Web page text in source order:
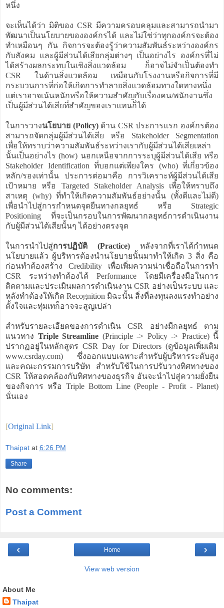
หนึ่ง
จะเห็นได้ว่า มิติของ CSR มีความครอบคลุมและสามารถนำมา
พัฒนาเป็นนโยบายขององค์กรได้ และไม่ใช่ว่าทุกองค์กรจะต้อง
ทำเหมือนๆ กัน กิจการจะต้องรู้ว่าความสัมพันธ์ระหว่างองค์กร
กับสังคม และผู้มีส่วนได้เสียกลุ่มต่างๆ เป็นอย่างไร องค์กรที่ไม่
ได้สร้างผลกระทบในเชิงสิ่งแวดล้อม ก็อาจไม่จำเป็นต้องทำ
CSR ในด้านสิ่งแวดล้อม เหมือนกับโรงงานหรือกิจการที่มี
กระบวนการที่ก่อให้เกิดการทำลายสิ่งแวดล้อมทางใดทางหนึ่ง
แต่เราอาจเน้นหนักหรือให้ความสำคัญกับเรื่องคน/พนักงานซึ่ง
เป็นผู้มีส่วนได้เสียที่สำคัญของเราแทนก็ได้
ในการวางนโยบาย (Policy)ด้าน CSR ประการแรก องค์กรต้อง
สามารถจัดกลุ่มผู้มีส่วนได้เสีย หรือ Stakeholder Segmentation
เพื่อให้ทราบว่าความสัมพันธ์ระหว่างเรากับผู้มีส่วนได้เสียเหล่า
นั้นเป็นอย่างไร (how) นอกเหนือจากการระบุผู้มีส่วนได้เสีย หรือ
Stakeholder Identification ที่บอกแต่เพียงใคร (who) ที่เกี่ยวข้อง
หลัก/รองเท่านั้น ประการต่อมาคือ การวิเคราะห์ผู้มีส่วนได้เสีย
เป้าหมาย หรือ Targeted Stakeholder Analysis เพื่อให้ทราบถึง
สาเหตุ (why) ที่ทำให้เกิดความสัมพันธ์อย่างนั้น (ทั้งดีและไม่ดี)
เพื่อนำไปสู่การกำหนดจุดยืนทางกลยุทธ์ หรือ Strategic
Positioning ที่จะเป็นกรอบในการพัฒนากลยุทธ์การดำเนินงาน
กับผู้มีส่วนได้เสียนั้นๆ ได้อย่างตรงจุด
ในการนำไปสู่การปฏิบัติ (Practice) หลังจากที่เราได้กำหนด
นโยบายแล้ว ผู้บริหารต้องนำนโยบายนั้นมาทำให้เกิด 3 สิ่ง คือ
ก่อนทำต้องสร้าง Credibility เพื่อเพิ่มความน่าเชื่อถือในการทำ
CSR ระหว่างทำต้องได้ Performance โดยมีเครื่องมือในการ
ติดตามและประเมินผลการดำเนินงาน CSR อย่างเป็นระบบ และ
หลังทำต้องให้เกิด Recognition มิฉะนั้น สิ่งที่ลงทุนลงแรงทำอย่าง
ตั้งใจและทุ่มเทก็อาจจะสูญเปล่า
สำหรับรายละเอียดของการดำเนิน CSR อย่างมีกลยุทธ์ ตาม
แนวทาง Triple Streamline (Principle -> Policy -> Practice) นี้
ปรากฏอยู่ในหลักสูตร CSR Day for Directors (ดูข้อมูลเพิ่มเติม
www.csrday.com) ซึ่งออกแบบเฉพาะสำหรับผู้บริหารระดับสูง
และคณะกรรมการบริษัท สำหรับใช้ในการปรับวางทิศทางของ
CSR ให้สอดคล้องกับทิศทางของธุรกิจ อันจะนำไปสู่ความยั่งยืน
ของกิจการ หรือ Triple Bottom Line (People - Profit - Planet)
นั่นเอง
[Original Link]
Thaipat at 6:26 PM
Share
No comments:
Post a Comment
‹ ›
Home
View web version
About Me
Thaipat